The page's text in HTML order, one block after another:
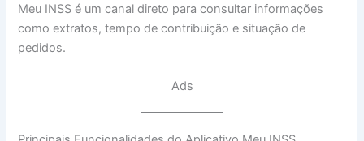
Meu INSS é um canal direto para consultar informações
como extratos, tempo de contribuição e situação de
pedidos.
Ads